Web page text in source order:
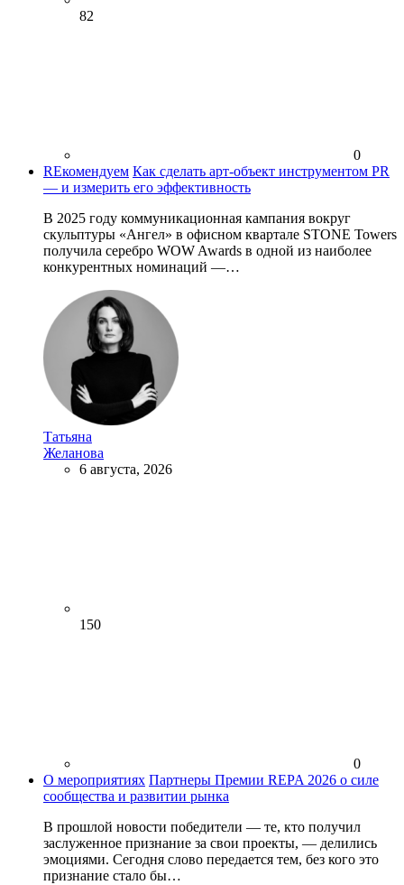
82
0
REкомендуем Как сделать арт-объект инструментом PR
— и измерить его эффективность
В 2025 году коммуникационная кампания вокруг
скульптуры «Ангел» в офисном квартале STONE Towers
получила серебро WOW Awards в одной из наиболее
конкурентных номинаций —…
Татьяна
Желанова
6 августа, 2026
150
0
О мероприятиях Партнеры Премии REPA 2026 о силе
сообщества и развитии рынка
В прошлой новости победители — те, кто получил
заслуженное признание за свои проекты, — делились
эмоциями. Сегодня слово передается тем, без кого это
признание стало бы…